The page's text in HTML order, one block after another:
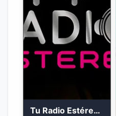
Tu Radio Estéreo 24/7